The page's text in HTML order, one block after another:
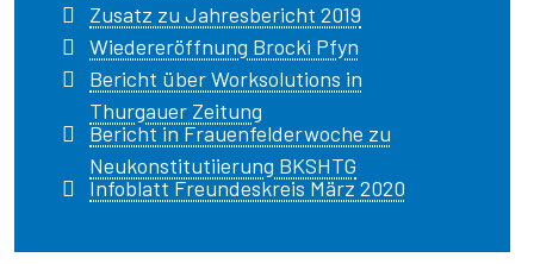
Zusatz zu Jahresbericht 2019
Wiedereröffnung Brocki Pfyn
Bericht über Worksolutions in
Thurgauer Zeitung
Bericht in Frauenfelderwoche zu
Neukonstitutiierung BKSHTG
Infoblatt Freundeskreis März 2020